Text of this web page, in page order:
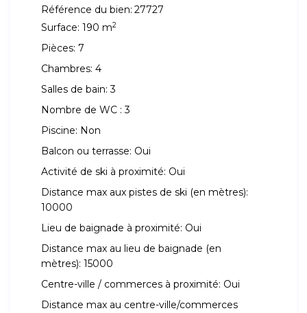
Référence du bien: 27727
Surface: 190 m2
Pièces: 7
Chambres: 4
Salles de bain: 3
Nombre de WC : 3
Piscine: Non
Balcon ou terrasse: Oui
Activité de ski à proximité: Oui
Distance max aux pistes de ski (en mètres):
10000
Lieu de baignade à proximité: Oui
Distance max au lieu de baignade (en
mètres): 15000
Centre-ville / commerces à proximité: Oui
Distance max au centre-ville/commerces